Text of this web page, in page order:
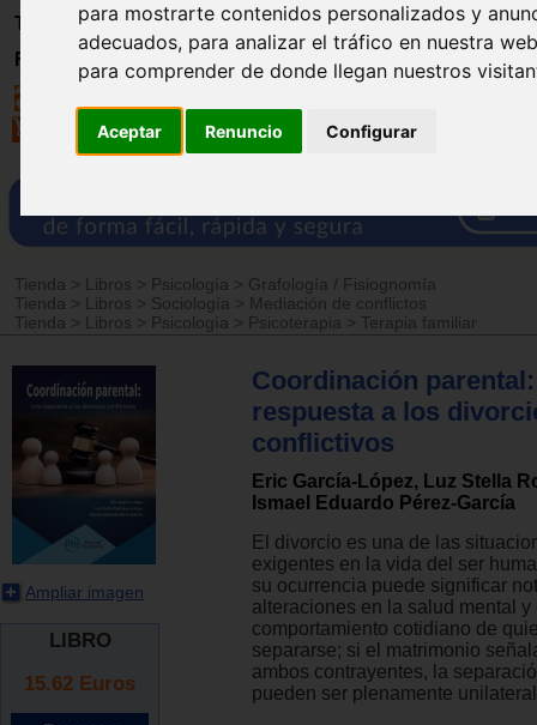
para mostrarte contenidos personalizados y
adecuados, para analizar el tráfico en nuestra
para comprender de donde llegan nuestros
Aceptar Renuncio Configurar
Trabajo
Registro
Tienda > Libros > Psicología > Grafología / Fisiognomía
Tienda
> Libros > Sociología > Mediación de conflictos
Tienda
> Libros > Psicología > Psicoterapia > Terapia familiar
Ampliar imagen
LIBRO
15.62 Euros
Coordinación
respuesta a los
conflictivos
Eric García-López, Luz Stella
Ismael Eduardo Pérez-García
El divorcio es una de las
exigentes en la vida del ser
su ocurrencia puede significar
alteraciones en la salud mental y
comportamiento cotidiano de
separarse; si el matrimonio
ambos contrayentes, la
pueden ser plenamente